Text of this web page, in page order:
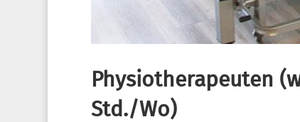
Physiotherapeuten
Std./Wo)